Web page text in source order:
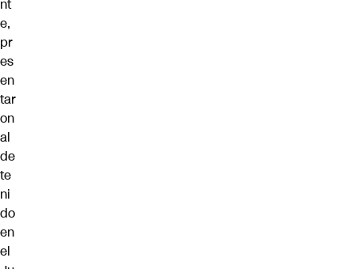
nt
e,
pr
es
en
tar
on
al
de
te
ni
do
en
el